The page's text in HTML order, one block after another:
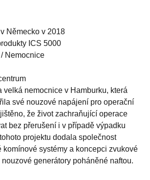
Německo v 2018
ICS 5000
Nemocnice
velká nemocnice v Hamburku, která
své nouzové napájení pro operační
že život zachraňující operace
bez přerušení i v případě výpadku
projektu dodala společnost
komínové systémy a koncepci zvukové
generátory poháněné naftou.